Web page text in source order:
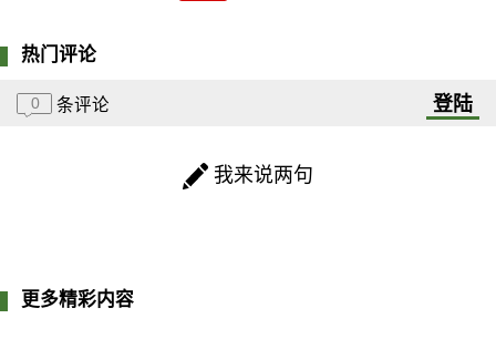
热门评论
0 条评论 登陆
我来说两句
更多精彩内容